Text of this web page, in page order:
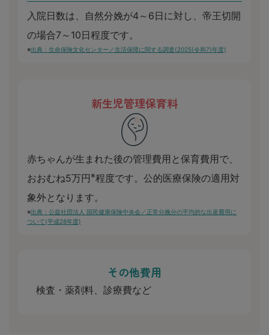
入院日数は、自然分娩が4～6日に対し、帝王切開
の場合7～10日程度です。
※出典：生命保険文化センター／生活保障に関する調査(2025(令和7)年度)
新生児管理保育料
赤ちゃんが生まれた後の管理費用と保育費用で、
おおむね5万円 ※程度です。公的医療保険の適用対
象外となります。
※出典：公益社団法人 国民健康保険中央会／正常分娩分の平均的な出産費用に
ついて(平成28年度)
その他費用
検査・薬剤料、診療費など